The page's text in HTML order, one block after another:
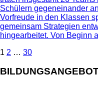
Schülern gegeneinander
Vorfreude in den Klassen
gemeinsam Strategien
hingearbeitet. Von Beginn
der
1 2 … 30